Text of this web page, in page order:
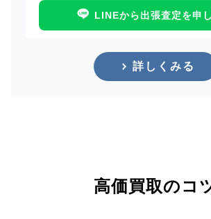
LINEから出張査定を申
詳しくみる
高価買取のコ